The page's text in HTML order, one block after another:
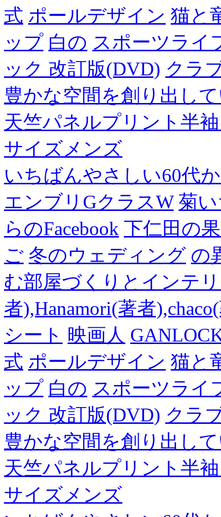
式 ポールデザイン 猫と
ップ 白の スポーツライ
ック 改訂版(DVD) クラ
豊かな空間を創り出し
天竺パネルプリント半
サイズメンズ
いちばんやさしい60代
エンブリGクラスW 菊
らのFacebook 下仁田の
ご 冬のウェディング の
む部屋づくりとインテ
者),Hanamori(著者
シート 映画人
式 ポールデザイン 猫と
ップ 白の スポーツライ
ック 改訂版(DVD) クラ
豊かな空間を創り出し
天竺パネルプリント半
サイズメンズ